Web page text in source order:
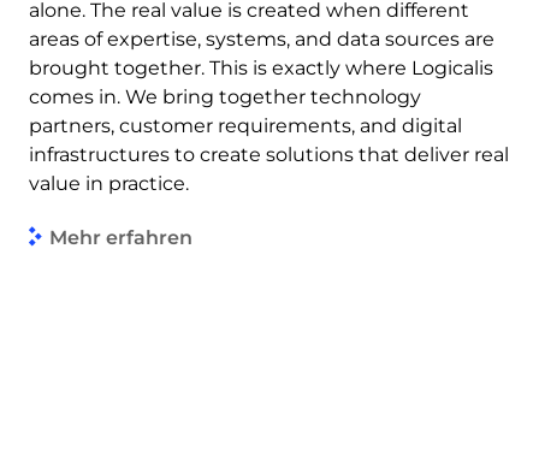
alone. The real value is created when different
areas of expertise, systems, and data sources are
brought together. This is exactly where Logicalis
comes in. We bring together technology
partners, customer requirements, and digital
infrastructures to create solutions that deliver real
value in practice.
Mehr erfahren